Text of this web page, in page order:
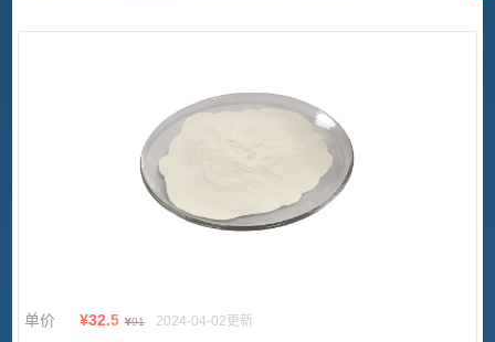
单价 ¥32.5 ¥91 2024-04-02更新